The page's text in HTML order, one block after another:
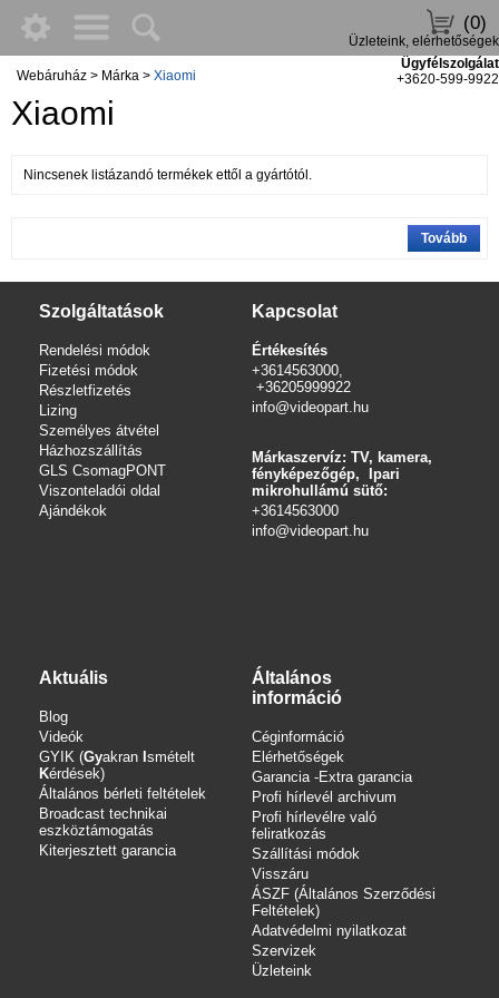
(0)
Üzleteink, elérhetőségek
Ügyfélszolgálat
+3620-599-9922
Webáruház > Márka > Xiaomi
Xiaomi
Nincsenek listázandó termékek ettől a gyártótól.
Tovább
Szolgáltatások
Rendelési módok
Fizetési módok
Részletfizetés
Lizing
Személyes átvétel
Házhozszállítás
GLS CsomagPONT
Viszonteladói oldal
Ajándékok
Kapcsolat
Értékesítés
+3614563000,
+36205999922
info@videopart.hu
Márkaszervíz: TV, kamera,
fényképezőgép, Ipari
mikrohullámú sütő:
+3614563000
info@videopart.hu
Aktuális
Blog
Videók
GYIK (Gyakran smételt
Kérdések)
Általános bérleti feltételek
Broadcast technikai
eszköztámogatás
Kiterjesztett garancia
Általános
információ
Céginformáció
Elérhetőségek
Garancia -Extra garancia
Profi hírlevél archivum
Profi hírlevélre való
feliratkozás
Szállítási módok
Visszáru
ÁSZF (Általános Szerződési
Feltételek)
Adatvédelmi nyilatkozat
Szervizek
Üzleteink